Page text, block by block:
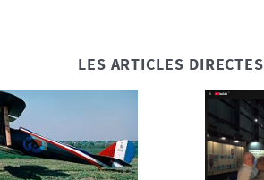
LES ARTICLES DIRECTES